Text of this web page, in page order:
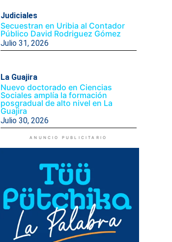
Judiciales
Secuestran en Uribia al Contador
Público David Rodriguez Gómez
Julio 31, 2026
La Guajira
Nuevo doctorado en Ciencias
Sociales amplía la formación
posgradual de alto nivel en La
Guajira
Julio 30, 2026
ANUNCIO PUBLICITARIO